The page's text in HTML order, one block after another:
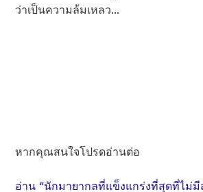
ว่าเป็นความล้มเหลว...
หากคุณสนใจโปรดอ่านต่อ
อ่าน “นักมายากลที่แข็งแกร่งที่สุดที่ไม่